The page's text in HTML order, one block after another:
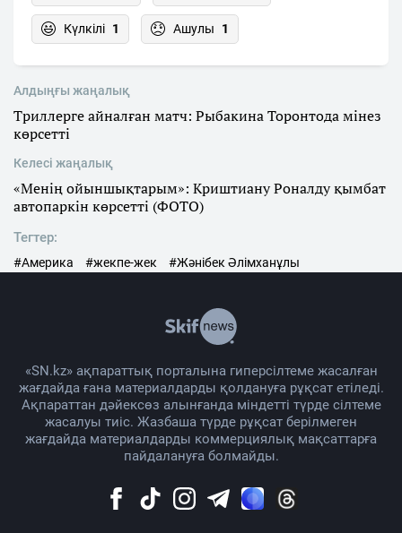
Күлкілі 1 Ашулы 1
Алдыңғы жаңалық
Триллерге айналған матч: Рыбакина Торонтода мінез
көрсетті
Келесі жаңалық
«Менің ойыншықтарым»: Криштиану Роналду қымбат
автопаркін көрсетті (ФОТО)
Тегтер:
#Америка #жекпе-жек #Жәнібек Әлімханұлы
«SN.kz» ақпараттық порталына гиперсілтеме жасалған
жағдайда ғана материалдарды қолдануға рұқсат етіледі.
Ақпараттан дәйексөз алынғанда міндетті түрде сілтеме
жасалуы тиіс. Жазбаша түрде рұқсат берілмеген
жағдайда материалдарды коммерциялық мақсаттарға
пайдалануға болмайды.